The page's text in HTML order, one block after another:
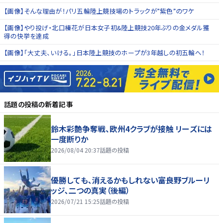
【画像】そんな理由が！パリ五輪陸上競技場のトラックが”紫色”のワケ
【画像】やり投げ・北口榛花が日本女子初&陸上競技20年ぶりの金メダル獲
得の快挙を達成
【画像】「大丈夫、いける。」日本陸上競技のホープが3年越しの初五輪へ！
話題の投稿の新着記事
鈴木彩艶争奪戦、欧州4クラブが接触 リーズには
一度断りか
2026/08/04 20:37話題の投稿
優勝しても、消えるかもしれない――富良野ブルーリ
ッジ、二つの真実（後編）
2026/07/21 15:25話題の投稿